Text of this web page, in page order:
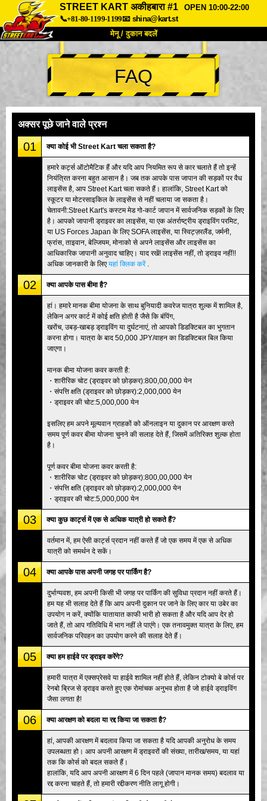
STREET KART अकीहबारा #1
OPEN 10:00-22:00
📞+81-80-1199-1199📧 shina@kart.st
मेनू / दुकान बदलें
TOP
हमारे बारे में विशेषताएँ कीमत
कंपनी
शाखा बदलें
टोक्यो शिनागावा #1 टोक्यो अकीहबारा#1
टोक्यो अकीहबारा#2 टोक्यो शिबुया
टोक्यो शिबुया एनेक्स टोक्यो बे
टोक्यो असाकुसा ओसाका
ओकिनावा
FAQ
अक्सर पूछे जाने वाले प्रश्न
01 क्या कोई भी Street Kart चला सकता है?
हमारे कर्ट्स ऑटोमैटिक हैं और यदि आप नियमित रूप से कार चलाते हैं तो इन्हें
नियंत्रित करना बहुत आसान है। जब तक आपके पास जापान की सड़कों पर वैध
लाइसेंस है, आप Street Kart चला सकते हैं। हालांकि, Street Kart को
स्कूटर या मोटरसाइकिल के लाइसेंस से नहीं चलाया जा सकता है।
चेतावनी:Street Kart's कस्टम मेड गो-कार्ट जापान में सार्वजनिक सड़कों के लिए
है। आपको जापानी ड्राइवर का लाइसेंस, या एक अंतर्राष्ट्रीय ड्राइविंग परमिट,
या US Forces Japan के लिए SOFA लाइसेंस, या स्विट्ज़रलैंड, जर्मनी,
फ्रांस, ताइवान, बेल्जियम, मोनाको से अपने लाइसेंस और लाइसेंस का
आधिकारिक जापानी अनुवाद चाहिए। याद रखें! लाइसेंस नहीं, तो ड्राइव नहीं!!
अधिक जानकारी के लिएयहां क्लिक करें.
02 क्या आपके पास बीमा है?
हां। हमारे मानक बीमा योजना के साथ बुनियादी कवरेज यात्रा शुल्क में शामिल है,
लेकिन अगर कार्ट में कोई क्षति होती है जैसे कि बंपिंग,
खरोंच, उबड़-खाबड़ ड्राइविंग या दुर्घटनाएं, तो आपको डिडक्टिबल का भुगतान
करना होगा। यात्रा के बाद 50,000 JPY/वाहन का डिडक्टिबल बिल किया
जाएगा।
मानक बीमा योजना कवर करती है:
・शारीरिक चोट (ड्राइवर को छोड़कर):800,00,000 येन
・संपत्ति क्षति (ड्राइवर को छोड़कर):2,000,000 येन
・ड्राइवर की चोट:5,000,000 येन
इसलिए हम अपने मूल्यवान ग्राहकों को ऑनलाइन या दुकान पर आरक्षण करते
समय पूर्ण कवर बीमा योजना चुनने की सलाह देते हैं, जिसमें अतिरिक्त शुल्क होता
है।
पूर्ण कवर बीमा योजना कवर करती है:
・शारीरिक चोट (ड्राइवर को छोड़कर):800,00,000 येन
・संपत्ति क्षति (ड्राइवर को छोड़कर):2,000,000 येन
・ड्राइवर की चोट:5,000,000 येन
03 क्या कुछ कार्ट्स में एक से अधिक यात्री हो सकते हैं?
वर्तमान में, हम ऐसी कार्ट्स प्रदान नहीं करते हैं जो एक समय में एक से अधिक
यात्री को समर्थन दे सकें।
04 क्या आपके पास अपनी जगह पर पार्किंग है?
दुर्भाग्यवश, हम अपनी किसी भी जगह पर पार्किंग की सुविधा प्रदान नहीं करते हैं।
हम यह भी सलाह देते हैं कि आप अपनी दुकान पर जाने के लिए कार या उबेर का
उपयोग न करें, क्योंकि यातायात काफी भारी हो सकता है और यदि आप देर हो
जाते हैं, तो आप गतिविधि में भाग नहीं ले पाएंगे। एक तनावमुक्त यात्रा के लिए, हम
सार्वजनिक परिवहन का उपयोग करने की सलाह देते हैं।
05 क्या हम हाईवे पर ड्राइव करेंगे?
हमारी यात्रा में एक्सप्रेसवे या हाईवे शामिल नहीं होते हैं, लेकिन टोक्यो बे कोर्स पर
रेनबो ब्रिज से ड्राइव करते हुए एक रोमांचक अनुभव होता है जो हाईवे ड्राइविंग
जैसा लगता है!
06 क्या आरक्षण को बदला या रद्द किया जा सकता है?
हां, आपकी आरक्षण में बदलाव किया जा सकता है यदि आपकी अनुरोध के समय
उपलब्धता हो। आप अपनी आरक्षण में ड्राइवरों की संख्या, तारीख/समय, या यहां
तक कि कोर्स को बदल सकते हैं।
हालांकि, यदि आप अपनी आरक्षण में 6 दिन पहले (जापान मानक समय) बदलाव या
रद्द करना चाहते हैं, तो हमारी रद्दीकरण नीति लागू होगी।